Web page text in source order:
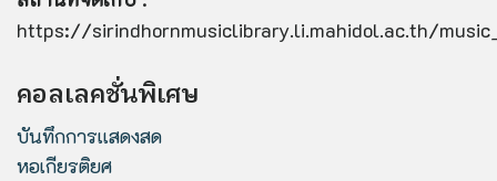
https://sirindhornmusiclibrary.li.mahidol.ac.th/
คอลเลคชั่นพิเศษ
บันทึกการแสดงสด
หอเกียรติยศ